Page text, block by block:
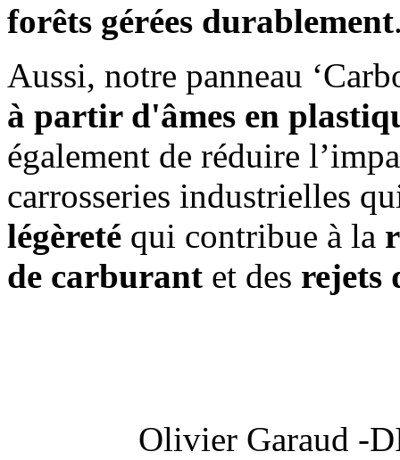
forêts gérées durablement
Aussi, notre panneau
à partir d'âmes en
également de réduire
carrosseries industrielles
légèreté qui contribue à la
de carburant et des rejets
Olivier Garaud -